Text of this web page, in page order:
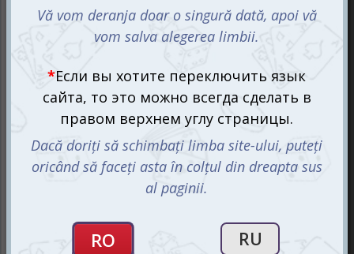
приурочено к этому слегка жутковатому празднику. В
этой коробке вы найдете двух новых монстров,
необходимые компоненты: карты эволюции, фишки,
шесть оранжево-черных игральных кубиков, особые
карты и эксклюзивную промо-карту к новому изданию
Атмосферное тематическое
дополнение
Хэллоуин, вас встретят два новых тематических
монстра и соответствующие карты эволюции, а также